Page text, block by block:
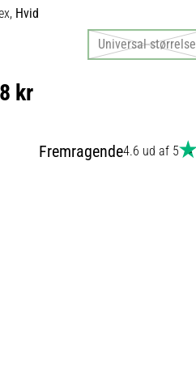
Hvid
Universal størrelse
kr
Fremragende4.6 ud af 5